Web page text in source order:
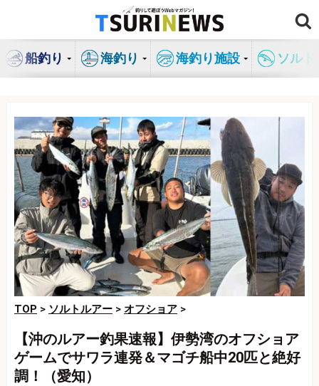
ン
船釣り 海釣り 海釣り施設 ソル
TOP > ソルトルアー > オフショア >
【沖のルアー釣果速報】伊勢湾のオフショア
ゲームでサワラ連発＆マゴチ船中20匹と絶好
調！（愛知）